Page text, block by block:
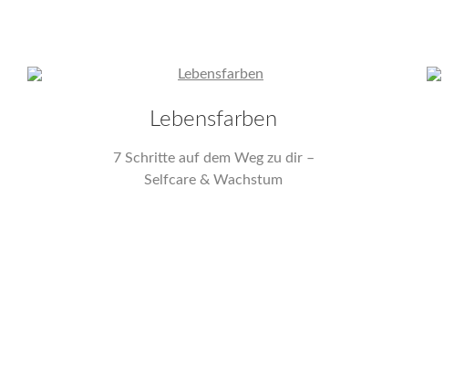
Lebensfarben
7 Schritte auf dem Weg zu dir –
Selfcare & Wachstum